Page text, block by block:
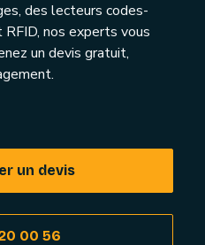
des lecteurs codes-
nos experts vous
un devis gratuit,
un devis
00 56